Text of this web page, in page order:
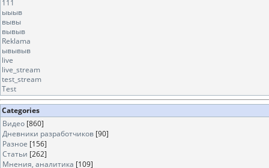
111
ыыыв
вывы
вывыв
Reklama
ывывыв
live
live_stream
test_stream
Test
Categories
Видео [860]
Дневники разработчиков [90]
Разное [156]
Статьи [262]
Мнения, аналитика [109]